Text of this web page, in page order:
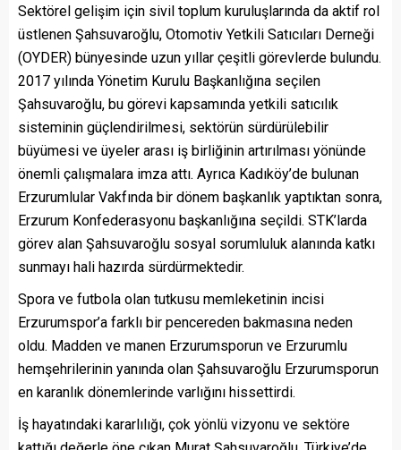
Sektörel gelişim için sivil toplum kuruluşlarında da aktif rol
üstlenen Şahsuvaroğlu, Otomotiv Yetkili Satıcıları Derneği
(OYDER) bünyesinde uzun yıllar çeşitli görevlerde bulundu.
2017 yılında Yönetim Kurulu Başkanlığına seçilen
Şahsuvaroğlu, bu görevi kapsamında yetkili satıcılık
sisteminin güçlendirilmesi, sektörün sürdürülebilir
büyümesi ve üyeler arası iş birliğinin artırılması yönünde
önemli çalışmalara imza attı. Ayrıca Kadıköy’de bulunan
Erzurumlular Vakfında bir dönem başkanlık yaptıktan sonra,
Erzurum Konfederasyonu başkanlığına seçildi. STK’larda
görev alan Şahsuvaroğlu sosyal sorumluluk alanında katkı
sunmayı hali hazırda sürdürmektedir.
Spora ve futbola olan tutkusu memleketinin incisi
Erzurumspor’a farklı bir pencereden bakmasına neden
oldu. Madden ve manen Erzurumsporun ve Erzurumlu
hemşehrilerinin yanında olan Şahsuvaroğlu Erzurumsporun
en karanlık dönemlerinde varlığını hissettirdi.
İş hayatındaki kararlılığı, çok yönlü vizyonu ve sektöre